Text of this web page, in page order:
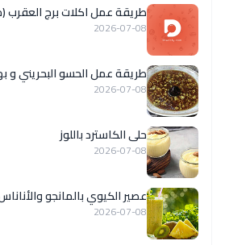
طريقة عمل اكلات برج العقرب
2026-07-08
طريقة عمل الحسو البحريني و
2026-07-08
حلى الكاسترد باللوز
2026-07-08
عصير الكيوي بالمانجو
2026-07-08